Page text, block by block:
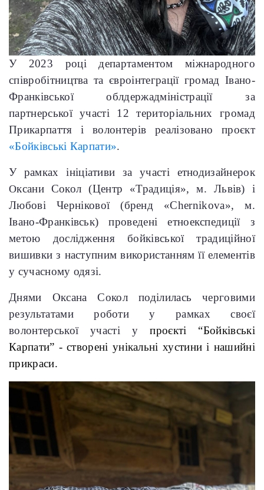
У 2023 році департаментом міжнародного
співробітництва та євроінтеграції громад Івано-
Франківської облдержадміністрації за
партнерської участі 12 територіальних громад
Прикарпаття і волонтерів реалізовано проєкт
«Бойківські Карпати».
У рамках ініціативи за участі етнодизайнерок
Оксани Сокол (Центр «Традиція», м. Львів) і
Любові Чернікової (бренд «Chernikova», м.
Івано-Франківськ) проведені етноекспедиції з
метою дослідження бойківської традиційної
вишивки з наступним використанням її елементів
у сучасному одязі.
Днями Оксана Сокол поділилась черговими
результатами роботи у рамках своєї
волонтерської участі упроєкті “Бойківські
Карпати” - створені унікальні хустини і нашийні
прикраси.